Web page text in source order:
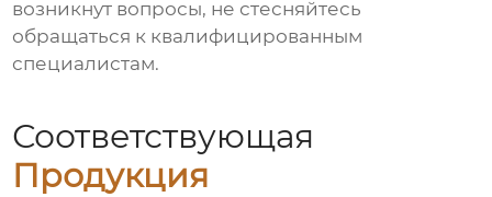
возникнут вопросы, не стесняйтесь
обращаться к квалифицированным
специалистам.
Соответствующая
Продукция